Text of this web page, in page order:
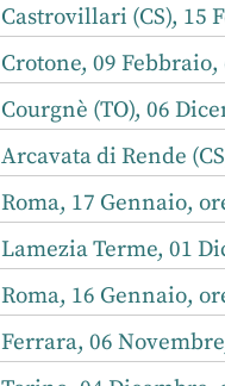
Castrovillari (CS), 15
Crotone, 09 Febbraio,
Courgnè (TO), 06
Arcavata di Rende
Roma, 17 Gennaio,
Lamezia Terme, 01
Roma, 16 Gennaio,
Ferrara, 06